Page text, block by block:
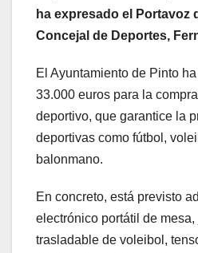
ha expresado el Portavoz
Concejal de Deportes,
El Ayuntamiento de Pinto
33.000 euros para la
deportivo, que garantice la
deportivas como fútbol,
balonmano.
En concreto, está previsto
electrónico portátil de
trasladable de voleibol,